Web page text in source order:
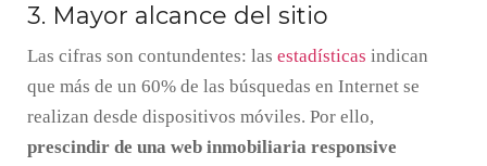
3. Mayor alcance del sitio
Las cifras son contundentes: las estadísticas indican
que más de un 60% de las búsquedas en Internet se
realizan desde dispositivos móviles. Por ello,
prescindir de una web inmobiliaria responsive